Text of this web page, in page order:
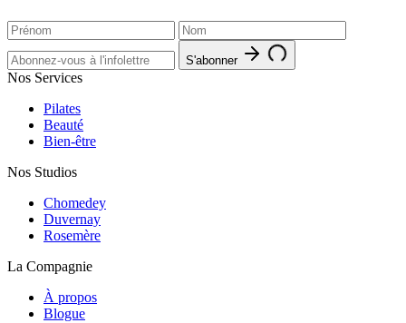
S'abonner
Nos Services
Pilates
Beauté
Bien-être
Nos Studios
Chomedey
Duvernay
Rosemère
La Compagnie
À propos
Blogue